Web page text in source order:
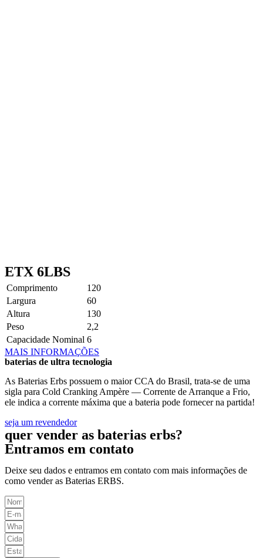
ETX 6LBS
Comprimento
120
Largura
60
Altura
130
Peso
2,2
Capacidade Nominal 6
MAIS INFORMAÇÕES
baterias de ultra tecnologia
As Baterias Erbs possuem o maior CCA do Brasil, trata-se de uma
sigla para Cold Cranking Ampère — Corrente de Arranque a Frio,
ele indica a corrente máxima que a bateria pode fornecer na partida!
seja um revendedor
quer vender as baterias erbs?
Entramos em contato
Deixe seu dados e entramos em contato com mais informações de
como vender as Baterias ERBS.